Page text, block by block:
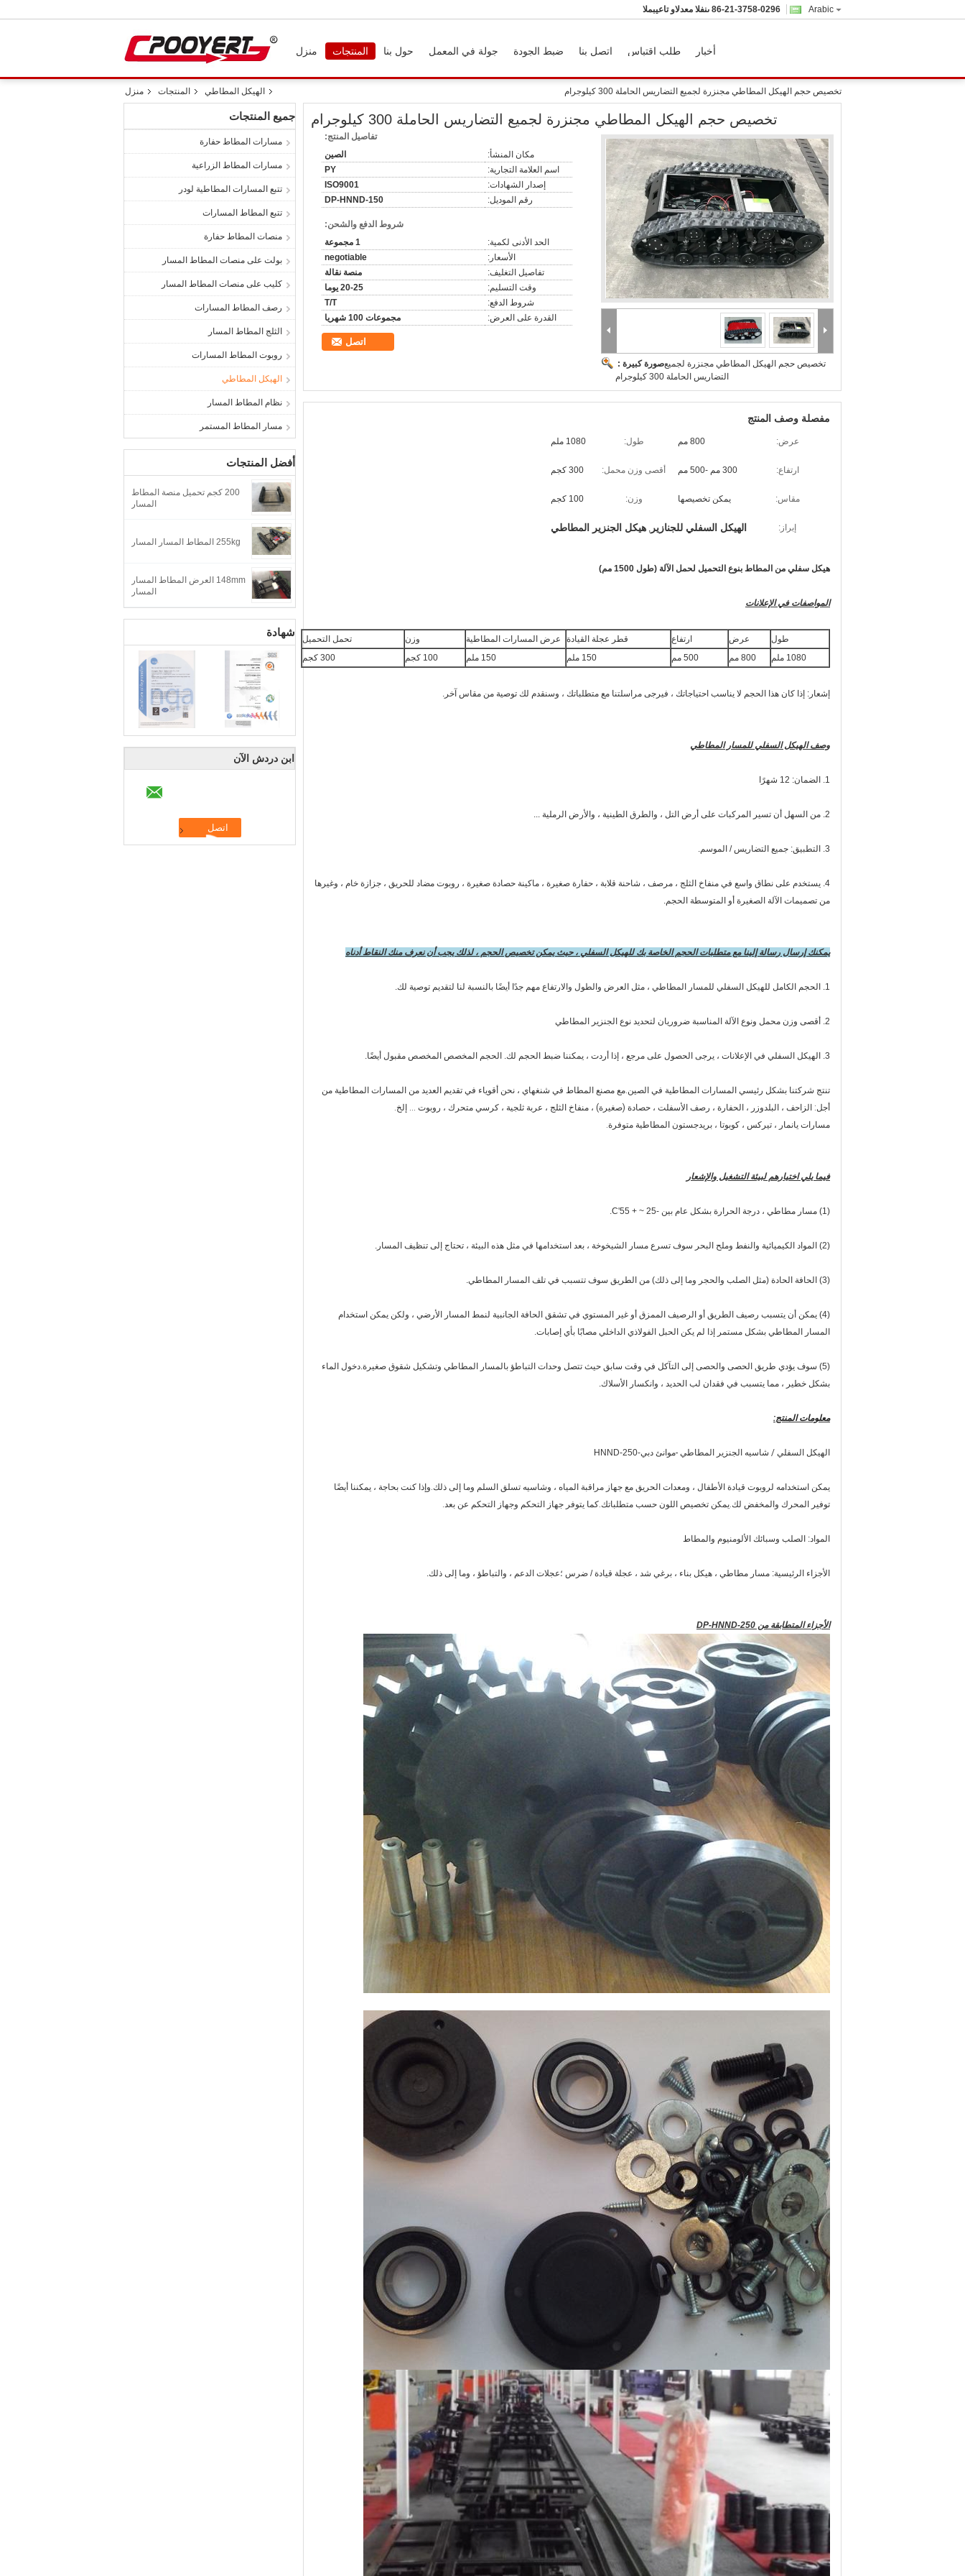
Arabic المبيعات والدعم الفنى 86-21-3758-0296
منزل المنتجات حول بنا جولة في المعمل ضبط الجودة اتصل بنا طلب اقتباس أخبار
منزل المنتجات الهيكل المطاطي تخصيص حجم الهيكل المطاطي مجنزرة لجميع التضاريس الحاملة 300 كيلوجرام
جميع المنتجات
مسارات المطاط حفارة
مسارات المطاط الزراعية
تتبع المسارات المطاطية لودر
تتبع المطاط المسارات
منصات المطاط حفارة
بولت على منصات المطاط المسار
كليب على منصات المطاط المسار
رصف المطاط المسارات
الثلج المطاط المسار
روبوت المطاط المسارات
الهيكل المطاطي
نظام المطاط المسار
مسار المطاط المستمر
أفضل المنتجات
200 كجم تحميل منصة المطاط
المسار
255kg المطاط المسار المسار
148mm العرض المطاط المسار
المسار
شهادة
ابن دردش الآن
تخصيص حجم الهيكل المطاطي مجنزرة لجميع التضاريس الحاملة 300 كيلوجرام
صورة كبيرة :تخصيص حجم الهيكل المطاطي مجنزرة لجميع
التضاريس الحاملة 300 كيلوجرام
تفاصيل المنتج:
مكان المنشأ:
الصين
اسم العلامة التجارية:
PY
إصدار الشهادات:
ISO9001
رقم الموديل:
DP-HNND-150
شروط الدفع والشحن:
الحد الأدنى لكمية:
1 مجموعة
الأسعار:
negotiable
تفاصيل التغليف:
منصة نقالة
وقت التسليم:
20-25 يوما
شروط الدفع:
T/T
القدرة على العرض:
مجموعات 100 شهريا
اتصل
مفصلة وصف المنتج
عرض: 800 مم طول: 1080 ملم
ارتفاع: 300 مم -500 مم أقصى وزن محمل: 300 كجم
مقاس: يمكن تخصيصها وزن: 100 كجم
إبراز: الهيكل السفلي للجنازير , هيكل الجنزير المطاطي
هيكل سفلي من المطاط بنوع التحميل لحمل الآلة (طول 1500 مم)
المواصفات في الإعلانات
طول عرض ارتفاع قطر عجلة القيادة عرض المسارات المطاطية وزن
تحمل التحميل
1080 ملم
800 مم 500 مم 150 ملم 150 ملم 100 كجم 300 كجم
إشعار: إذا كان هذا الحجم لا يناسب احتياجاتك ، فيرجى مراسلتنا مع متطلباتك ، وسنقدم لك توصية من مقاس آخر.
وصف الهيكل السفلي للمسار المطاطي
1. الضمان: 12 شهرًا
2. من السهل أن تسير المركبات على أرض التل ، والطرق الطينية ، والأرض الرملية ...
3. التطبيق: جميع التضاريس / الموسم.
4. يستخدم على نطاق واسع في منفاخ الثلج ، مرصف ، شاحنة قلابة ، حفارة صغيرة ، ماكينة حصادة صغيرة ، روبوت مضاد للحريق ، جزازة خام ، وغيرها
من تصميمات الآلة الصغيرة أو المتوسطة الحجم.
يمكنك إرسال رسالة إلينا مع متطلبات الحجم الخاصة بك للهيكل السفلي ، حيث يمكن تخصيص الحجم ، لذلك يجب أن نعرف منك النقاط أدناه
1. الحجم الكامل للهيكل السفلي للمسار المطاطي ، مثل العرض والطول والارتفاع مهم جدًا أيضًا بالنسبة لنا لتقديم توصية لك.
2. أقصى وزن محمل ونوع الآلة المناسبة ضروريان لتحديد نوع الجنزير المطاطي
3. الهيكل السفلي في الإعلانات ، يرجى الحصول على مرجع ، إذا أردت ، يمكننا ضبط الحجم لك. الحجم المخصص المخصص مقبول أيضًا.
تنتج شركتنا بشكل رئيسي المسارات المطاطية في الصين.مع مصنع المطاط في شنغهاي ، نحن أقوياء في تقديم العديد من المسارات المطاطية من
أجل: الزاحف ، البلدوزر ، الحفارة ، رصف الأسفلت ، حصادة (صغيرة) ، منفاخ الثلج ، عربة ثلجية ، كرسي متحرك ، روبوت ... إلخ.
مسارات يانمار ، تيركس ، كوبوتا ، بريدجستون المطاطية متوفرة.
فيما يلي اختيارهم لبيئة التشغيل والإشعار
(1) مسار مطاطي ، درجة الحرارة بشكل عام بين -25 ~ + 55'C.
(2) المواد الكيميائية والنفط وملح البحر سوف تسرع مسار الشيخوخة ، بعد استخدامها في مثل هذه البيئة ، تحتاج إلى تنظيف المسار.
(3) الحافة الحادة (مثل الصلب والحجر وما إلى ذلك) من الطريق سوف تتسبب في تلف المسار المطاطي.
(4) يمكن أن يتسبب رصيف الطريق أو الرصيف الممزق أو غير المستوي في تشقق الحافة الجانبية لنمط المسار الأرضي ، ولكن يمكن استخدام
المسار المطاطي بشكل مستمر إذا لم يكن الحبل الفولاذي الداخلي مصابًا بأي إصابات.
(5) سوف يؤدي طريق الحصى والحصى إلى التآكل في وقت سابق حيث تتصل وحدات التباطؤ بالمسار المطاطي وتشكيل شقوق صغيرة.دخول الماء
بشكل خطير ، مما يتسبب في فقدان لب الحديد ، وانكسار الأسلاك.
معلومات المنتج:
الهيكل السفلي / شاسيه الجنزير المطاطي -موانئ دبي-HNND-250
يمكن استخدامه لروبوت قيادة الأطفال ، ومعدات الحريق مع جهاز مراقبة المياه ، وشاسيه تسلق السلم وما إلى ذلك.وإذا كنت بحاجة ، يمكننا أيضًا
توفير المحرك والمخفض لك.يمكن تخصيص اللون حسب متطلباتك.كما يتوفر جهاز التحكم وجهاز التحكم عن بعد.
المواد: الصلب وسبائك الألومنيوم والمطاط
الأجزاء الرئيسية: مسار مطاطي ، هيكل بناء ، برغي شد ، عجلة قيادة / ضرس ؛عجلات الدعم ، والتباطؤ ، وما إلى ذلك.
الأجزاء المتطابقة من DP-HNND-250